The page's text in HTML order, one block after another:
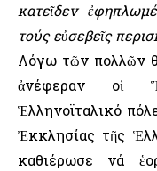
κατεῖδεν
τούς εὐσεβεῖς
Λόγω τῶν πολλῶν
ἀνέφεραν οἱ
Ἑλληνοϊταλικό
Ἐκκλησίας τῆς
καθιέρωσε νά